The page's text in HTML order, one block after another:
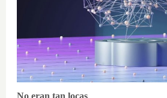
No eran tan locas